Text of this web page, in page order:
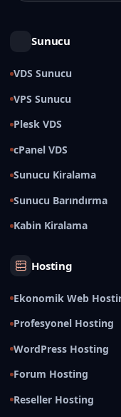
Sunucu
VDS Sunucu
VPS Sunucu
Plesk VDS
cPanel VDS
Sunucu Kiralama
Sunucu Barındırma
Kabin Kiralama
Hosting
Ekonomik Web
Profesyonel Hosting
WordPress Hosting
Forum Hosting
Reseller Hosting